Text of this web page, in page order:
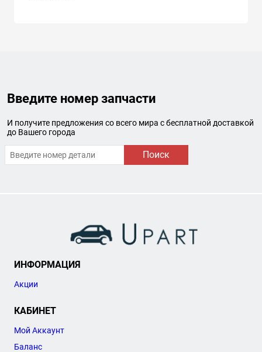
Введите номер запчасти
И получите предложения со всего мира с бесплатной доставкой
до Вашего города
Поиск
ИНФОРМАЦИЯ
Акции
КАБИНЕТ
Мой Аккаунт
Баланс